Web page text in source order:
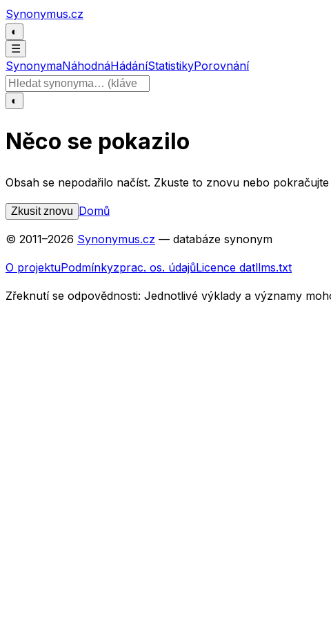
Přeskočit na obsah
Synonymus.cz
◐
☰
SynonymaNáhodnáHádáníStatistikyPorovnání
Hledat slovo
◐
Něco se pokazilo
Obsah se nepodařilo načíst. Zkuste to znovu nebo
Zkusit znovu Domů
© 2011–2026 Synonymus.cz — databáze synonym
O projektuPodmínkyzprac. os. údajůLicence datllms.txt
Zřeknutí se odpovědnosti: Jednotlivé výklady a významy